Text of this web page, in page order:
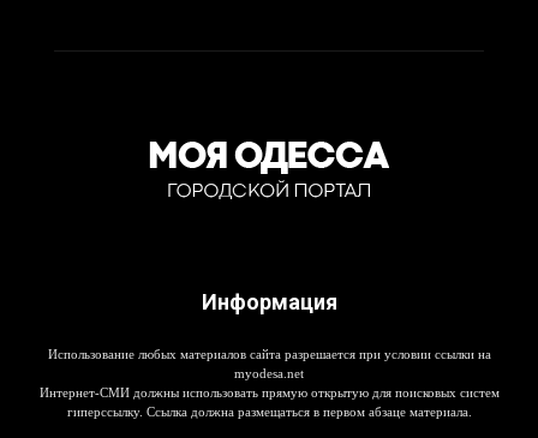
Информация
Использование любых материалов сайта разрешается при условии ссылки на
myodesa.net
Интернет-СМИ должны использовать прямую открытую для поисковых систем
гиперссылку. Ссылка должна размещаться в первом абзаце материала.